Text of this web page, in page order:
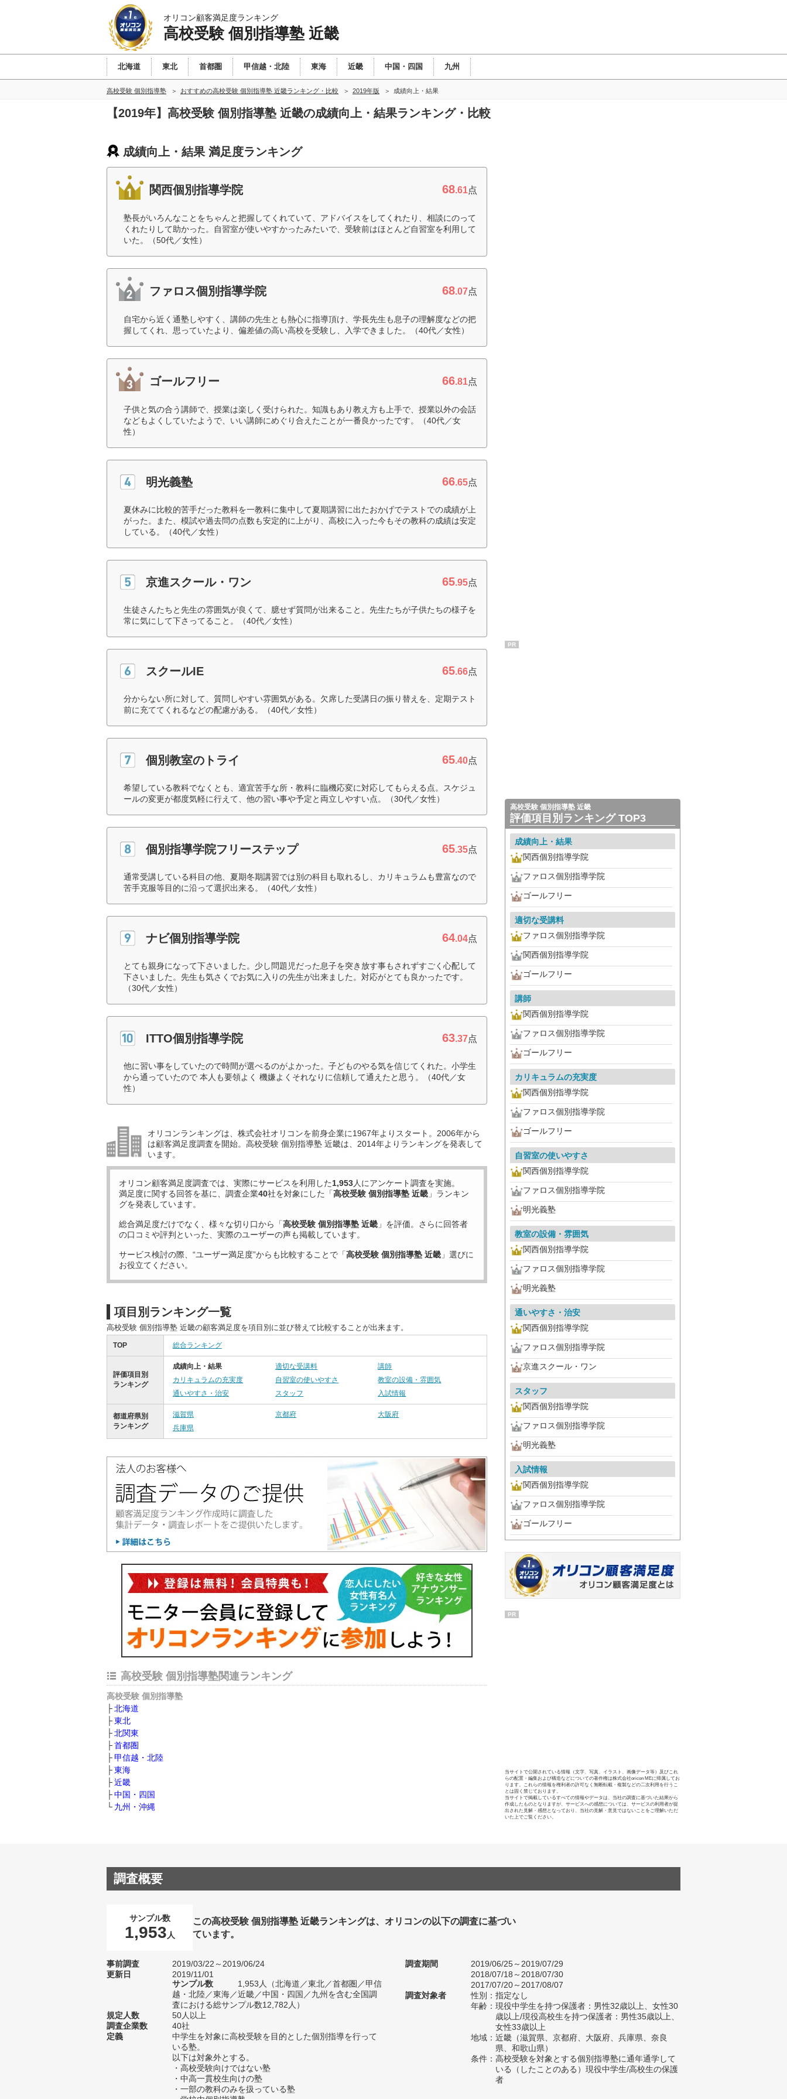
オリコン顧客満足度ランキング
高校受験 個別指導塾 近畿
北海道 東北 首都圏 甲信越・北陸 東海 近畿 中国・四国 九州
高校受験 個別指導塾 おすすめの高校受験 個別指導塾 近畿ランキング・比較 2019年版 成績向上・結果
【2019年】高校受験 個別指導塾 近畿の成績向上・結果ランキング・比較
成績向上・結果 満足度ランキング
関西個別指導学院 68.61点
塾長がいろんなことをちゃんと把握してくれていて、アドバイスをしてくれたり、相談にのって
くれたりして助かった。自習室が使いやすかったみたいで、受験前はほとんど自習室を利用して
いた。（50代／女性）
ファロス個別指導学院 68.07点
自宅から近く通塾しやすく、講師の先生とも熱心に指導頂け、学長先生も息子の理解度などの把
握してくれ、思っていたより、偏差値の高い高校を受験し、入学できました。（40代／女性）
ゴールフリー 66.81点
子供と気の合う講師で、授業は楽しく受けられた。知識もあり教え方も上手で、授業以外の会話
などもよくしていたようで、いい講師にめぐり合えたことが一番良かったです。（40代／女
性）
明光義塾 66.65点
夏休みに比較的苦手だった教科を一教科に集中して夏期講習に出たおかげでテストでの成績が上
がった。また、模試や過去問の点数も安定的に上がり、高校に入った今もその教科の成績は安定
している。（40代／女性）
京進スクール・ワン 65.95点
生徒さんたちと先生の雰囲気が良くて、臆せず質問が出来ること。先生たちが子供たちの様子を
常に気にして下さってること。（40代／女性）
スクールIE 65.66点
分からない所に対して、質問しやすい雰囲気がある。欠席した受講日の振り替えを、定期テスト
前に充ててくれるなどの配慮がある。（40代／女性）
個別教室のトライ 65.40点
希望している教科でなくとも、適宜苦手な所・教科に臨機応変に対応してもらえる点。スケジュ
ールの変更が都度気軽に行えて、他の習い事や予定と両立しやすい点。（30代／女性）
個別指導学院フリーステップ 65.35点
通常受講している科目の他、夏期冬期講習では別の科目も取れるし、カリキュラムも豊富なので
苦手克服等目的に沿って選択出来る。（40代／女性）
ナビ個別指導学院 64.04点
とても親身になって下さいました。少し問題児だった息子を突き放す事もされずすごく心配して
下さいました。先生も気さくでお気に入りの先生が出来ました。対応がとても良かったです。
（30代／女性）
ITTO個別指導学院 63.37点
他に習い事をしていたので時間が選べるのがよかった。子どものやる気を信じてくれた。小学生
から通っていたので 本人も要領よく 機嫌よくそれなりに信頼して通えたと思う。（40代／女
性）
オリコンランキングは、株式会社オリコンを前身企業に1967年よりスタート。2006年から
は顧客満足度調査を開始。高校受験 個別指導塾 近畿は、2014年よりランキングを発表して
います。
オリコン顧客満足度調査では、実際にサービスを利用した1,953人にアンケート調査を実施。
満足度に関する回答を基に、調査企業40社を対象にした「高校受験 個別指導塾 近畿 」ランキン
グを発表しています。
総合満足度だけでなく、様々な切り口から「高校受験 個別指導塾 近畿 」を評価。さらに回答者
の口コミや評判といった、実際のユーザーの声も掲載しています。
サービス検討の際、“ユーザー満足度”からも比較することで「高校受験 個別指導塾 近畿 」選びに
お役立てください。
項目別ランキング一覧
高校受験 個別指導塾 近畿の顧客満足度を項目別に並び替えて比較することが出来ます。
TOP 総合ランキング
評価項目別
ランキング
成績向上・結果 適切な受講料
講師
カリキュラムの充実度
自習室の使いやすさ
教室の設備・雰囲気
通いやすさ・治安
スタッフ 入試情報
都道府県別
ランキング
滋賀県 京都府
大阪府
兵庫県
高校受験 個別指導塾関連ランキング
高校受験 個別指導塾
北海道
東北
北関東
首都圏
甲信越・北陸
東海
近畿
中国・四国
九州・沖縄
PR
高校受験 個別指導塾 近畿
評価項目別ランキング TOP3
成績向上・結果
関西個別指導学院
ファロス個別指導学院
ゴールフリー
適切な受講料
ファロス個別指導学院
関西個別指導学院
ゴールフリー
講師
関西個別指導学院
ファロス個別指導学院
ゴールフリー
カリキュラムの充実度
関西個別指導学院
ファロス個別指導学院
ゴールフリー
自習室の使いやすさ
関西個別指導学院
ファロス個別指導学院
明光義塾
教室の設備・雰囲気
関西個別指導学院
ファロス個別指導学院
明光義塾
通いやすさ・治安
関西個別指導学院
ファロス個別指導学院
京進スクール・ワン
スタッフ
関西個別指導学院
ファロス個別指導学院
明光義塾
入試情報
関西個別指導学院
ファロス個別指導学院
ゴールフリー
PR
当サイトで公開されている情報（文字、写真、イラスト、画像データ等）及びこれ
らの配置・編集および構造などについての著作権は株式会社oricon MEに帰属してお
ります。これらの情報を権利者の許可なく無断転載・複製などの二次利用を行うこ
とは固く禁じております。
当サイトで掲載しているすべての情報やデータは、当社の調査に基づいた結果から
作成したものとなりますが、サービスへの感想については、サービスの利用者が提
出された見解・感想となっており、当社の見解・意見ではないことをご理解いただ
いた上でご覧ください。
調査概要
サンプル数
1,953 人
この高校受験 個別指導塾 近畿ランキングは、オリコンの以下の調査に基づい
ています。
事前調査
2019/03/22～2019/06/24
更新日
2019/11/01
サンプル数
1,953人（北海道／東北／首都圏／甲信
越・北陸／東海／近畿／中国・四国／九州を含む全国調
査における総サンプル数12,782人）
規定人数
50人以上
調査企業数
40社
定義
中学生を対象に高校受験を目的とした個別指導を行って
いる塾。
以下は対象外とする。
・高校受験向けではない塾
・中高一貫校生向けの塾
・一部の教科のみを扱っている塾
調査期間
2019/06/25～2019/07/29
2018/07/18～2018/07/30
2017/07/20～2017/08/07
調査対象者
性別：指定なし
年齢：現役中学生を持つ保護者：男性32歳以上、女性30
歳以上/現役高校生を持つ保護者：男性35歳以上、
女性33歳以上
地域：近畿（滋賀県、京都府、大阪府、兵庫県、奈良
県、和歌山県）
条件：高校受験を対象とする個別指導塾に通年通学して
いる（したことのある）現役中学生/高校生の保護
者